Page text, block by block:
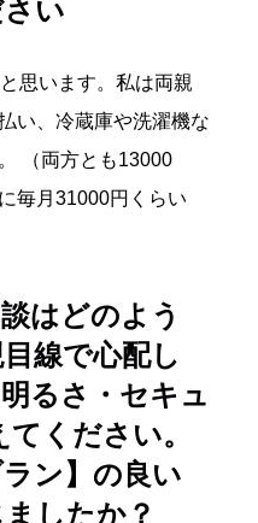
い
思います。私は両親
い、冷蔵庫や洗濯機な
（両方とも13000
毎月31000円くらい
はどのよう
線で心配し
るさ・セキュ
ください。
ン】 の良い
したか？